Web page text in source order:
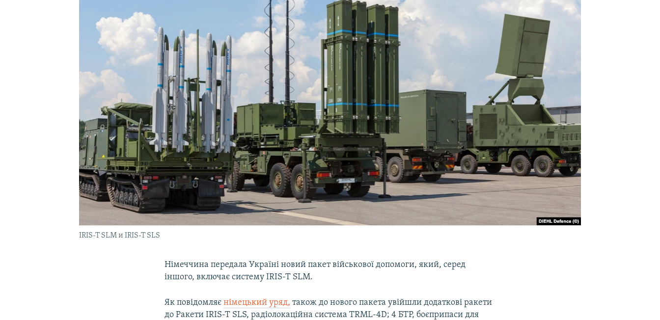
УКРАЇНСЬКА ПРОБЛЕМА КРИМУ
IRIS-T SLM и IRIS-T SLS
Німеччина передала Україні новий пакет військової допомоги, який, серед
іншого, включає систему IRIS-T SLM.
Як повідомляєнімецький уряд, також до нового пакета увійшли додаткові ракети
до Ракети IRIS-T SLS, радіолокаційна система TRML-4D; 4 БТР, боєприпаси для